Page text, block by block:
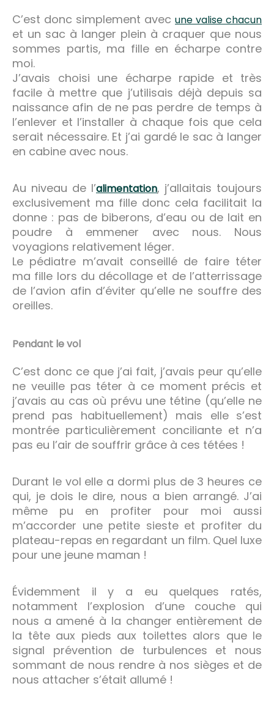
C’est donc simplement avec une valise chacun
et un sac à langer plein à craquer que nous
sommes partis, ma fille en écharpe contre
moi.
J’avais choisi une écharpe rapide et très
facile à mettre que j’utilisais déjà depuis sa
naissance afin de ne pas perdre de temps à
l’enlever et l’installer à chaque fois que cela
serait nécessaire. Et j’ai gardé le sac à langer
en cabine avec nous.
Au niveau de l’alimentation, j’allaitais toujours
exclusivement ma fille donc cela facilitait la
donne : pas de biberons, d’eau ou de lait en
poudre à emmener avec nous. Nous
voyagions relativement léger.
Le pédiatre m’avait conseillé de faire téter
ma fille lors du décollage et de l’atterrissage
de l’avion afin d’éviter qu’elle ne souffre des
oreilles.
Pendant le vol
C’est donc ce que j’ai fait, j’avais peur qu’elle
ne veuille pas téter à ce moment précis et
j’avais au cas où prévu une tétine (qu’elle ne
prend pas habituellement) mais elle s’est
montrée particulièrement conciliante et n’a
pas eu l’air de souffrir grâce à ces tétées !
Durant le vol elle a dormi plus de 3 heures ce
qui, je dois le dire, nous a bien arrangé. J’ai
même pu en profiter pour moi aussi
m’accorder une petite sieste et profiter du
plateau-repas en regardant un film. Quel luxe
pour une jeune maman !
Évidemment il y a eu quelques ratés,
notamment l’explosion d’une couche qui
nous a amené à la changer entièrement de
la tête aux pieds aux toilettes alors que le
signal prévention de turbulences et nous
sommant de nous rendre à nos sièges et de
nous attacher s’était allumé !